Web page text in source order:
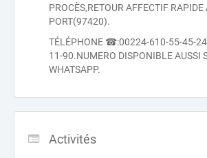
PROCÈS,RETOUR AFFECTIF RAPIDE
PORT(97420).
TÉLÉPHONE ☎:00224-610-55-45-
11-90.NUMERO DISPONIBLE AUSSI
WHATSAPP.
Activités